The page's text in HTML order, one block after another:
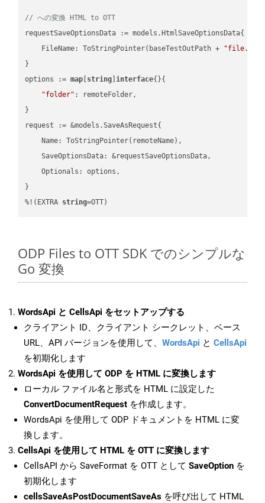
// への変換 HTML to OTT
requestSaveOptionsData := models.HtmlSaveOptionsData{
    FileName: ToStringPointer(baseTestOutPath +
}
options := map string ]interface{}{
"folder" : remoteFolder,
}
request := &models.SaveAsRequest{
    Name: ToStringPointer(remoteName),
    SaveOptionsData: &requestSaveOptionsData,
    Optionals: options,
}
%!(EXTRA string=OTT)
ODP Files to OTT SDK でのシンプルな
Go 変換
WordsApi と CellsApi をセットアップする
クライアント ID、クライアント シークレット、ベース
URL、API バージョンを使用して、 WordsApi と CellsApi
を初期化します
WordsApi を使用して ODP を HTML に変換します
ローカル ファイル名と形式を HTML に設定した
ConvertDocumentRequest を作成します。
WordsApi を使用して ODP ドキュメントを HTML に変
換します。
CellsApi を使用して HTML を OTT に変換します
CellsAPI から SaveFormat を OTT として SaveOption を
初期化します
cellsSaveAsPostDocumentSaveAs を呼び出して HTML